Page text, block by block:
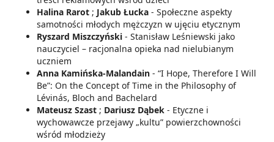
Halina Rarot; Jakub Łucka- Społeczne aspekty
samotności młodych mężczyzn w ujęciu etycznym
Ryszard Miszczyński- Stanisław Leśniewski jako
nauczyciel – racjonalna opieka nad nielubianym
uczniem
Anna Kamińska-Malandain- “I Hope, Therefore I Will
Be”: On the Concept of Time in the Philosophy of
Lévinás, Bloch and Bachelard
Mateusz Szast; Dariusz Dąbek- Etyczne i
wychowawcze przejawy „kultu” powierzchowności
wśród młodzieży